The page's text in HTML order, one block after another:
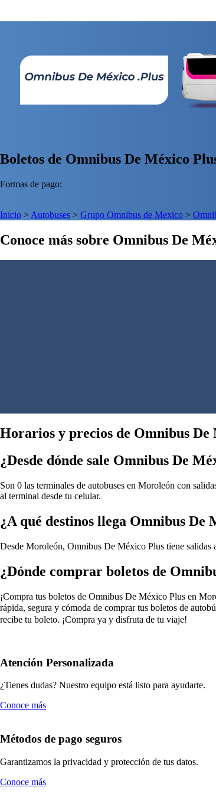
Boletos de Omnibus De México
Formas de pago:
Inicio > Autobuses > Grupo Omnibus de Mexico >
Conoce más sobre Omnibus De
Horarios y precios de Omnibus De
¿Desde dónde sale Omnibus De
Son 0 las terminales de autobuses en Moroleón con
al terminal desde tu celular.
¿A qué destinos llega Omnibus De
Desde Moroleón, Omnibus De México Plus tiene salidas
¿Dónde comprar boletos de
¡Compra tus boletos de Omnibus De México Plus en
rápida, segura y cómoda de comprar tus boletos de
recibe tu boleto. ¡Compra ya y disfruta de tu viaje!
Atención Personalizada
¿Tienes dudas? Nuestro equipo está listo para ayudarte.
Conoce más
Métodos de pago seguros
Garantizamos la privacidad y protección de tus datos.
Conoce más